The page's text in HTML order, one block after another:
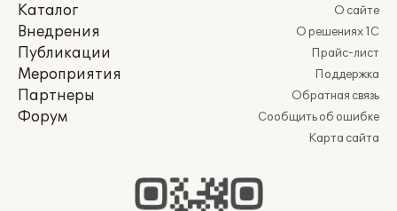
Каталог
Внедрения
Публикации
Мероприятия
Партнеры
Форум
О сайте
О решениях 1С
Прайс-лист
Поддержка
Обратная связь
Сообщить об ошибке
Карта сайта